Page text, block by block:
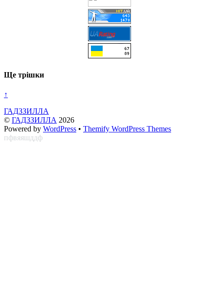
Ще трішки
↑
ГАДЗЗИЛЛА
© ГАДЗЗИЛЛА 2026
Powered by WordPress • Themify WordPress Themes
пфвяяшддф